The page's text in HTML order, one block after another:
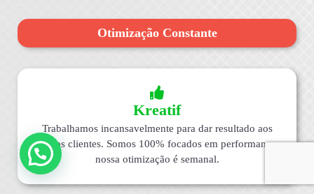
Otimização Constante
Kreatif
Trabalhamos incansavelmente para dar resultado aos
nossos clientes. Somos 100% focados em performance,
nossa otimização é semanal.